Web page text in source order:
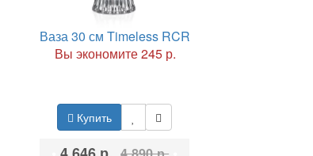
Ваза 30 см Timeless RCR
Вы экономите 245 р.
Купить